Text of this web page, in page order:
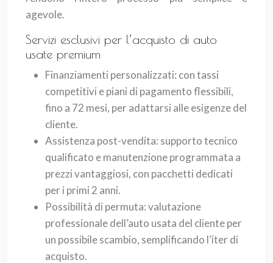
agevole.
Servizi esclusivi per l’acquisto di auto
usate premium
Finanziamenti personalizzati: con tassi
competitivi e piani di pagamento flessibili,
fino a 72 mesi, per adattarsi alle esigenze del
cliente.
Assistenza post-vendita: supporto tecnico
qualificato e manutenzione programmata a
prezzi vantaggiosi, con pacchetti dedicati
per i primi 2 anni.
Possibilità di permuta: valutazione
professionale dell’auto usata del cliente per
un possibile scambio, semplificando l’iter di
acquisto.